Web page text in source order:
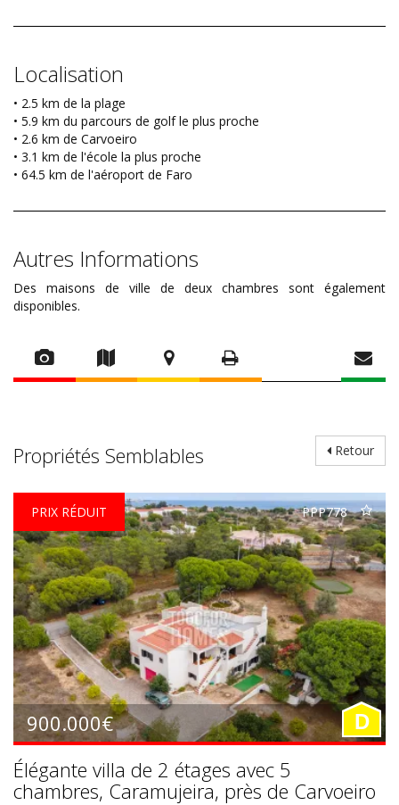
Localisation
• 2.5 km de la plage
• 5.9 km du parcours de golf le plus proche
• 2.6 km de Carvoeiro
• 3.1 km de l'école la plus proche
• 64.5 km de l'aéroport de Faro
Autres Informations
Des maisons de ville de deux chambres sont également
disponibles.
Retour
Propriétés Semblables
PPP778
900.000€
PRIX RÉDUIT
D
Élégante villa de 2 étages avec 5
chambres, Caramujeira, près de Carvoeiro